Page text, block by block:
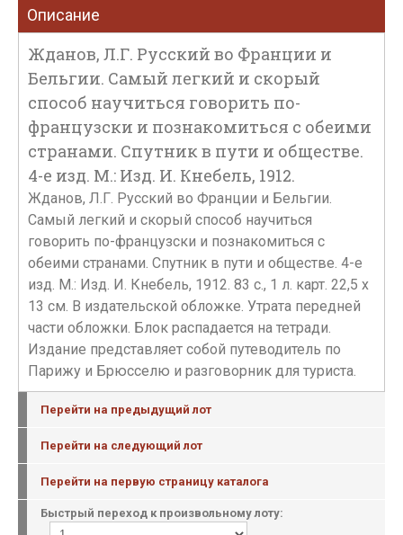
Описание
Жданов, Л.Г. Русский во Франции и
Бельгии. Самый легкий и скорый
способ научиться говорить по-
французски и познакомиться с обеими
странами. Спутник в пути и обществе.
4-е изд. М.: Изд. И. Кнебель, 1912.
Жданов, Л.Г. Русский во Франции и Бельгии.
Самый легкий и скорый способ научиться
говорить по-французски и познакомиться с
обеими странами. Спутник в пути и обществе. 4-е
изд. М.: Изд. И. Кнебель, 1912. 83 с., 1 л. карт. 22,5 х
13 см. В издательской обложке. Утрата передней
части обложки. Блок распадается на тетради.
Издание представляет собой путеводитель по
Парижу и Брюсселю и разговорник для туриста.
Перейти на предыдущий лот
Перейти на следующий лот
Перейти на первую страницу каталога
Быстрый переход к произвольному лоту: